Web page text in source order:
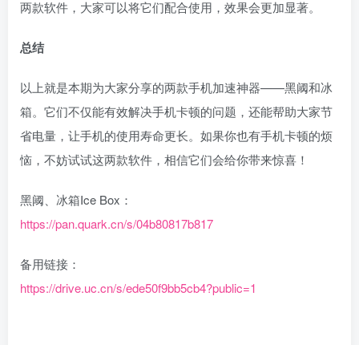
两款软件，大家可以将它们配合使用，效果会更加显著。
总结
以上就是本期为大家分享的两款手机加速神器——黑阈和冰
箱。它们不仅能有效解决手机卡顿的问题，还能帮助大家节
省电量，让手机的使用寿命更长。如果你也有手机卡顿的烦
恼，不妨试试这两款软件，相信它们会给你带来惊喜！
黑阈、冰箱Ice Box：
https://pan.quark.cn/s/04b80817b817
备用链接：
https://drive.uc.cn/s/ede50f9bb5cb4?public=1